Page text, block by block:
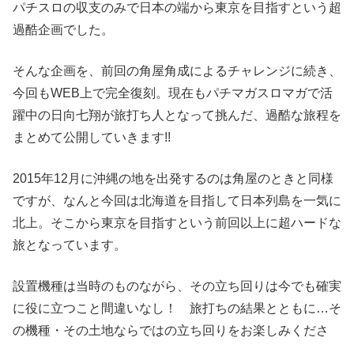
パチスロの収支のみで日本の端から東京を目指すという超
過酷企画でした。
そんな企画を、前回の角屋角成によるチャレンジに続き、
今回もWEB上で完全復刻。現在もパチマガスロマガで活
躍中の日向七翔が旅打ち人となって挑んだ、過酷な旅程を
まとめて公開していきます!!
2015年12月に沖縄の地を出発するのは角屋のときと同様
ですが、なんと今回は北海道を目指して日本列島を一気に
北上。そこから東京を目指すという前回以上に超ハードな
旅となっています。
設置機種は当時のものながら、その立ち回りは今でも確実
に役に立つこと間違いなし！ 旅打ちの結果とともに…そ
の機種・その土地ならではの立ち回りをお楽しみくださ